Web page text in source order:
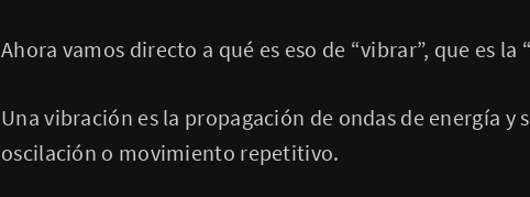
Ahora vamos directo a qué es eso de “vibrar”, que es la
Una vibración es la propagación de ondas de energía y
oscilación o movimiento repetitivo.